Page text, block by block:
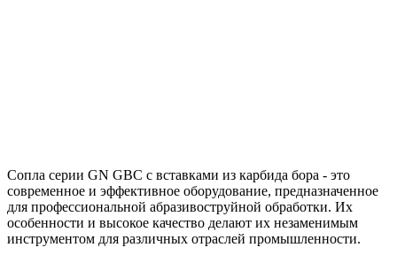
Сопла серии GN GBC с вставками из карбида бора - это
современное и эффективное оборудование, предназначенное
для профессиональной абразивоструйной обработки. Их
особенности и высокое качество делают их незаменимым
инструментом для различных отраслей промышленности.